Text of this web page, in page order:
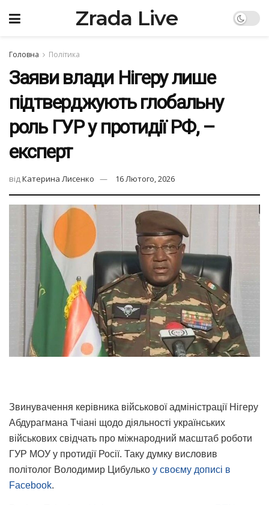
Zrada Live
Головна Політика
Заяви влади Нігеру лише
підтверджують глобальну
роль ГУР у протидії РФ, –
експерт
відКатерина Лисенко 16 Лютого, 2026
Звинувачення керівника військової адміністрації Нігеру
Абдурагмана Тчіані щодо діяльності українських
військових свідчать про міжнародний масштаб роботи
ГУР МОУ у протидії Росії. Таку думку висловив
політолог Володимир Цибулько у своєму дописі в
Facebook.